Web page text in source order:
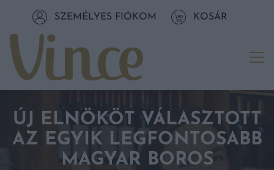
Tovább a tartalomhozSZEMÉLYES FIÓKOM KOSÁR
ÚJ ELNÖKÖT VÁLASZTOTT
AZ EGYIK LEGFONTOSABB
MAGYAR BOROS